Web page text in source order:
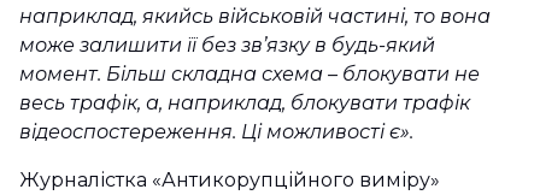
наприклад, якийсь військовій частині, то вона
може залишити її без зв’язку в будь-який
момент. Більш складна схема – блокувати не
весь трафік, а, наприклад, блокувати трафік
відеоспостереження. Ці можливості є».
Журналістка «Антикорупційного виміру»